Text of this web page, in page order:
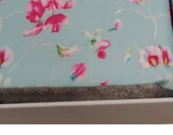
Fă clic pentru a mări